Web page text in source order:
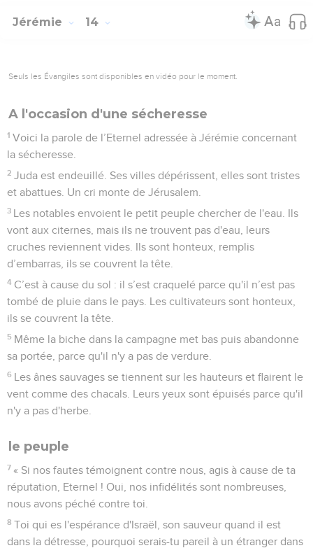
Jérémie 14
Seuls les Évangiles sont disponibles en vidéo pour le moment.
A l'occasion d'une sécheresse
1 Voici la parole de l’Eternel adressée à Jérémie concernant
la sécheresse.
2 Juda est endeuillé. Ses villes dépérissent, elles sont tristes
et abattues. Un cri monte de Jérusalem.
3 Les notables envoient le petit peuple chercher de l'eau. Ils
vont aux citernes, mais ils ne trouvent pas d'eau, leurs
cruches reviennent vides. Ils sont honteux, remplis
d’embarras, ils se couvrent la tête.
4 C’est à cause du sol : il s’est craquelé parce qu'il n’est pas
tombé de pluie dans le pays. Les cultivateurs sont honteux,
ils se couvrent la tête.
5 Même la biche dans la campagne met bas puis abandonne
sa portée, parce qu'il n'y a pas de verdure.
6 Les ânes sauvages se tiennent sur les hauteurs et flairent le
vent comme des chacals. Leurs yeux sont épuisés parce qu'il
n'y a pas d'herbe.
le peuple
7 « Si nos fautes témoignent contre nous, agis à cause de ta
réputation, Eternel ! Oui, nos infidélités sont nombreuses,
nous avons péché contre toi.
8 Toi qui es l'espérance d'Israël, son sauveur quand il est
dans la détresse, pourquoi serais-tu pareil à un étranger dans